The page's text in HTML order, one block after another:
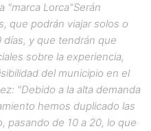
"marca Lorca"Serán
que podrán viajar solos o
y que tendrán que
sobre la experiencia,
del municipio en el
"Debido a la alta demanda
hemos duplicado las
pasando de 10 a 20, lo que